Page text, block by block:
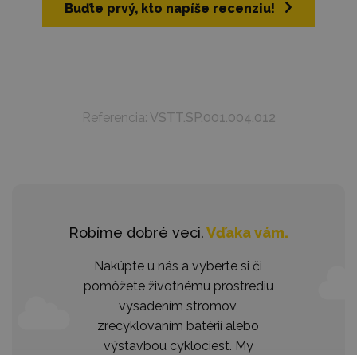
Buďte prvý, kto napíše recenziu!
Referencia: VSTT.SP.001.004.012
Robíme dobré veci.Vďaka vám.
Nakúpte u nás a vyberte si či
pomôžete životnému prostrediu
vysadením stromov,
zrecyklovaním batérií alebo
výstavbou cyklociest. My